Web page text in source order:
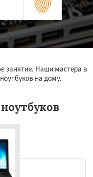
занятие. Наши мастера в
на дому.